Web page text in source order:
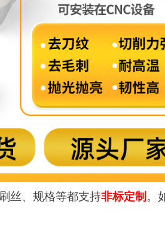
丝、规格等都支持非标定制 。